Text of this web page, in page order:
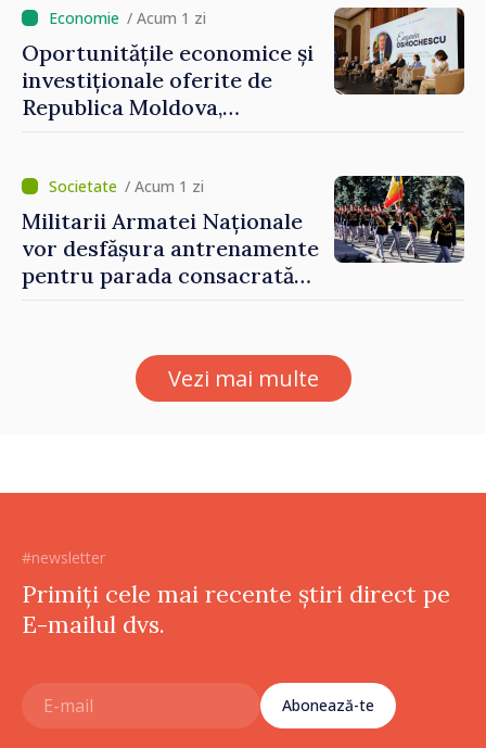
/ Acum 1 zi
Oportunitățile economice și
investiționale oferite de
Republica Moldova,
Forumul Diasporei
/ Acum 1 zi
Militarii Armatei Naționale
vor desfășura antrenamente
pentru parada consacrată
Vezi mai multe
#newsletter
Primiți cele mai recente știri direct pe
E-mailul dvs.
Abonează-te